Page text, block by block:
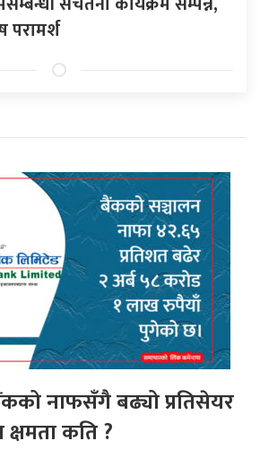
परामर्श
नाफसँगै बढ्यो प्रतिसेयर
कति ?